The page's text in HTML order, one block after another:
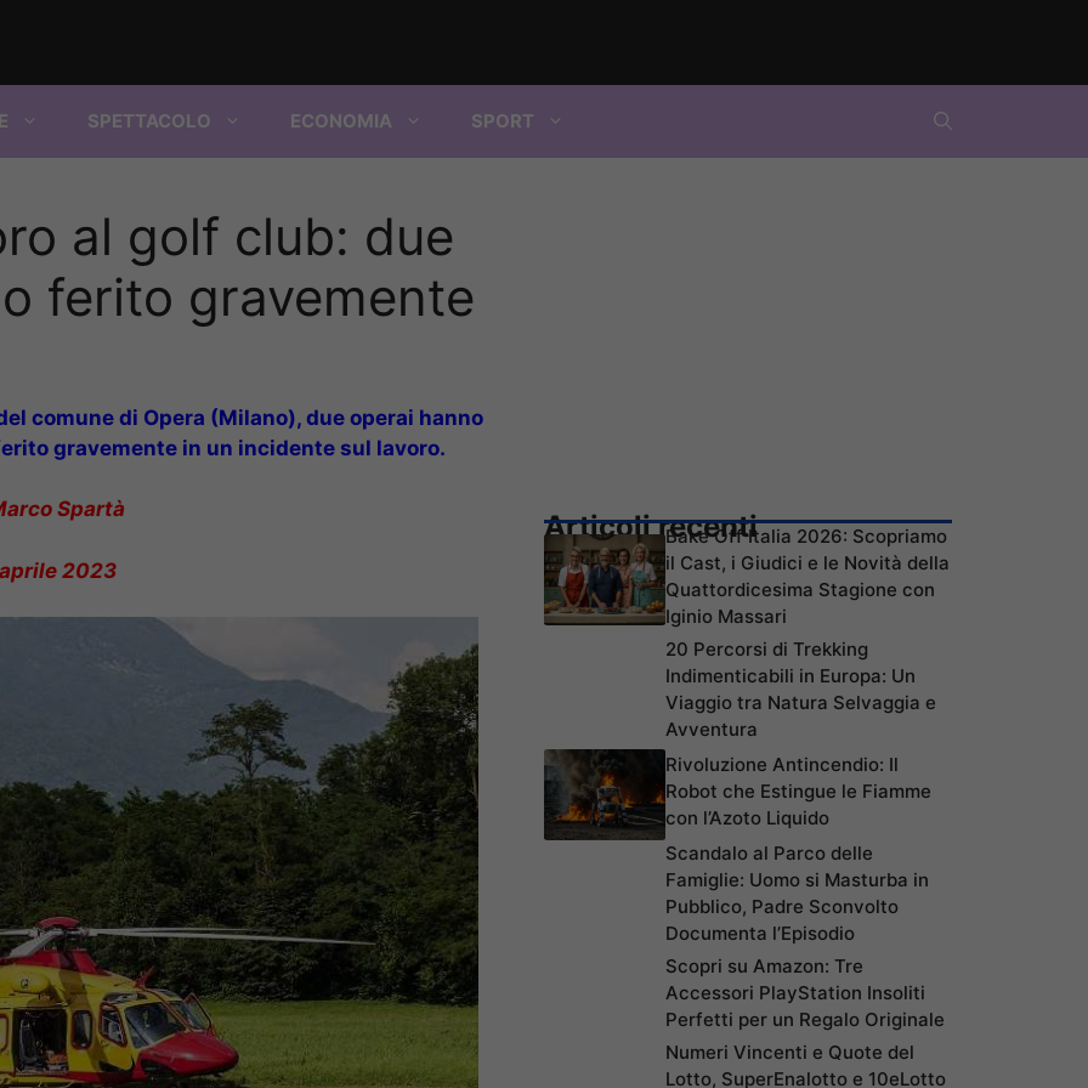
SPETTACOLO ECONOMIA SPORT
al golf club: due
ferito gravemente
comune di Opera (Milano), due operai hanno
gravemente in un incidente sul lavoro.
Spartà
2023
Articoli recentiBake Off Italia 2026: Scopriamo
il Cast, i Giudici e le Novità della
Quattordicesima Stagione con
Iginio Massari
20 Percorsi di Trekking
Indimenticabili in Europa: Un
Viaggio tra Natura Selvaggia e
Avventura
Rivoluzione Antincendio: Il
Robot che Estingue le Fiamme
con l’Azoto Liquido
Scandalo al Parco delle
Famiglie: Uomo si Masturba in
Pubblico, Padre Sconvolto
Documenta l’Episodio
Scopri su Amazon: Tre
Accessori PlayStation Insoliti
Perfetti per un Regalo Originale
Numeri Vincenti e Quote del
Lotto, SuperEnalotto e 10eLotto